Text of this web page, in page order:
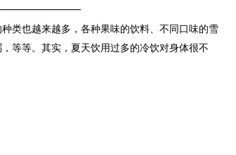
类也越来越多，各种果味的饮料、不同口味的雪
等等。其实，夏天饮用过多的冷饮对身体很不